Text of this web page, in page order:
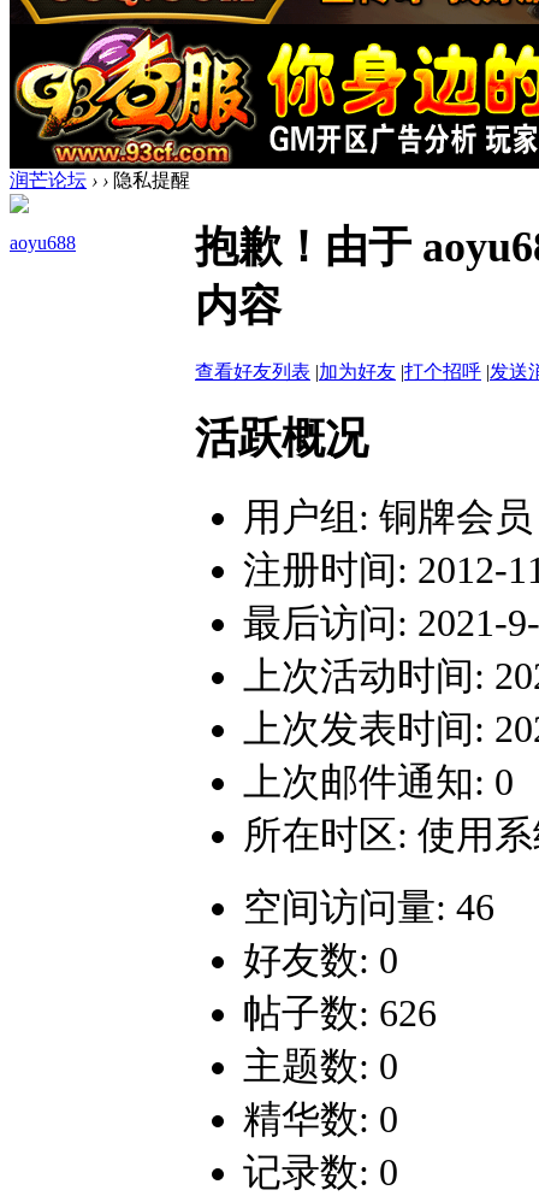
润芒论坛 › › 隐私提醒
aoyu688
抱歉！由于
内容
查看好友列表 |加为好友 |打个招呼 |发送
活跃概况
用户组: 铜牌会员
注册时间: 2012-
最后访问: 2021-
上次活动时间:
上次发表时间:
上次邮件通知: 0
所在时区: 使用
空间访问量: 46
好友数: 0
帖子数: 626
主题数: 0
精华数: 0
记录数: 0